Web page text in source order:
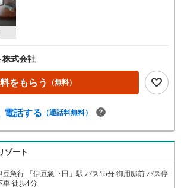
式会社
をもらう （無料）
電話する （通話料無料）
ゾート
豆急行 「伊豆急下田」駅 バス15分 御用邸前 バス停
車 徒歩4分